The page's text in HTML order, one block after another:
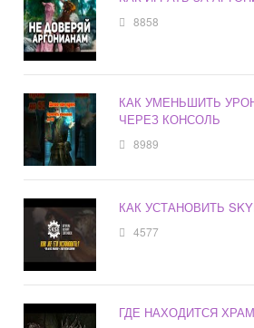
8858
КАК УМЕНЬШИТЬ
ЧЕРЕЗ КОНСОЛЬ
8989
КАК УСТАНОВИТЬ
4577
ГДЕ НАХОДИТСЯ